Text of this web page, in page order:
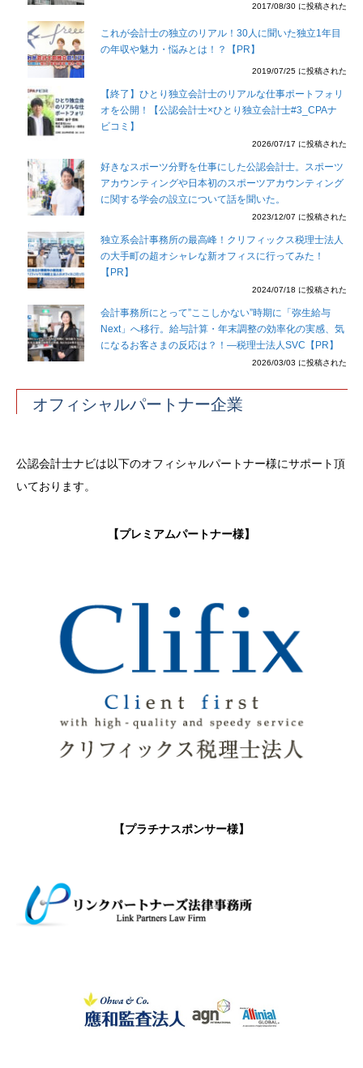
2017/08/30 に投稿された
これが会計士の独立のリアル！30人に聞いた独立1年目
の年収や魅力・悩みとは！？【PR】
2019/07/25 に投稿された
【終了】ひとり独立会計士のリアルな仕事ポートフォリ
オを公開！【公認会計士×ひとり独立会計士#3_CPAナ
ビコミ】
2026/07/17 に投稿された
好きなスポーツ分野を仕事にした公認会計士。スポーツ
アカウンティングや日本初のスポーツアカウンティング
に関する学会の設立について話を聞いた。
2023/12/07 に投稿された
独立系会計事務所の最高峰！クリフィックス税理士法人
の大手町の超オシャレな新オフィスに行ってみた！
【PR】
2024/07/18 に投稿された
会計事務所にとって”ここしかない”時期に「弥生給与
Next」へ移行。給与計算・年末調整の効率化の実感、気
になるお客さまの反応は？！―税理士法人SVC【PR】
2026/03/03 に投稿された
オフィシャルパートナー企業
公認会計士ナビは以下のオフィシャルパートナー様にサポート頂
いております。
【プレミアムパートナー様】
【プラチナスポンサー様】